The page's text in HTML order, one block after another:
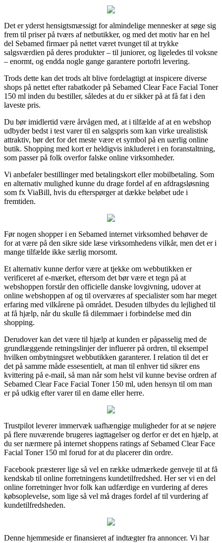
Det er yderst hensigtsmæssigt for almindelige mennesker at søge sig
frem til priser på tværs af netbutikker, og med det motiv har en hel
del Sebamed firmaer på nettet været tvunget til at trykke
salgsværdien på deres produkter – til juniorer, og ligeledes til voksne
– enormt, og endda nogle gange garantere portofri levering.
Trods dette kan det trods alt blive fordelagtigt at inspicere diverse
shops på nettet efter rabatkoder på Sebamed Clear Face Facial Toner
150 ml inden du bestiller, således at du er sikker på at få fat i den
laveste pris.
Du bør imidlertid være årvågen med, at i tilfælde af at en webshop
udbyder bedst i test varer til en salgspris som kan virke urealistisk
attraktiv, bør det for det meste være et symbol på en uærlig online
butik. Shopping med kort er heldigvis inkluderet i en foranstaltning,
som passer på folk overfor falske online virksomheder.
Vi anbefaler bestillinger med betalingskort eller mobilbetaling. Som
en alternativ mulighed kunne du drage fordel af en afdragsløsning
som fx ViaBill, hvis du efterspørger at dække beløbet ude i
fremtiden.
Før nogen shopper i en Sebamed internet virksomhed behøver de
for at være på den sikre side læse virksomhedens vilkår, men det er i
mange tilfælde ikke særlig morsomt.
Et alternativ kunne derfor være at tjekke om webbutikken er
verificeret af e-mærket, eftersom det bør være et tegn på at
webshoppen forstår den officielle danske lovgivning, udover at
online webshoppen af og til overværes af specialister som har meget
erfaring med vilkårene på området. Desuden tilbydes du lejlighed til
at få hjælp, når du skulle få dilemmaer i forbindelse med din
shopping.
Derudover kan det være til hjælp at kunden er påpasselig med de
grundlæggende retningslinjer der influerer på ordren, til eksempel
hvilken ombytningsret webbutikken garanterer. I relation til det er
det på samme måde essesentielt, at man til enhver tid sikrer ens
kvittering på e-mail, så man når som helst vil kunne bevise ordren af
Sebamed Clear Face Facial Toner 150 ml, uden hensyn til om man
er på udkig efter varer til en dame eller herre.
Trustpilot leverer immervæk uafhængige muligheder for at se nøjere
på flere nuværende brugeres iagttagelser og derfor er det en hjælp, at
du ser nærmere på internet shoppens ratings af Sebamed Clear Face
Facial Toner 150 ml forud for at du placerer din ordre.
Facebook præsterer lige så vel en række udmærkede genveje til at få
kendskab til online forretningens kundetilfredshed. Her ser vi en del
online forretninger hvor folk kan udfærdige en vurdering af deres
købsoplevelse, som lige så vel må drages fordel af til vurdering af
kundetilfredsheden.
Denne hjemmeside er finansieret af indtægter fra annoncer. Vi har